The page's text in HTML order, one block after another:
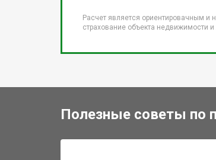
Расчет является ориентировачным и
страхование объекта недвижимости
Полезные советы по